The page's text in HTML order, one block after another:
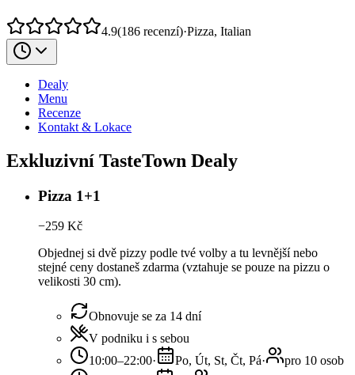
4.9(186 recenzí)·Pizza, Italian
Dealy
Menu
Recenze
Kontakt & Lokace
Exkluzivní TasteTown Dealy
Pizza 1+1
−259 Kč
Objednej si dvě pizzy podle tvé volby a tu levnější nebo
stejné ceny dostaneš zdarma (vztahuje se pouze na pizzu o
velikosti 30 cm).
Obnovuje se za 14 dní
V podniku i s sebou
10:00–22:00· Po, Út, St, Čt, Pá·
pro 10 osob